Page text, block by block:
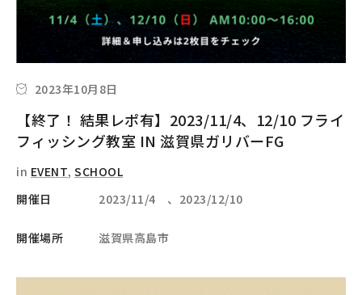
2023年10月8日
【終了！ 結果レポ有】2023/11/4、12/10 フライ
フィッシング教室 IN 滋賀県ガリバーFG
in EVENT, SCHOOL
開催日
2023/11/4 、2023/12/10
開催場所 滋賀県高島市